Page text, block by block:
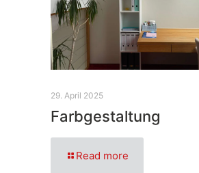
29. April 2025
Farbgestaltung
Read more